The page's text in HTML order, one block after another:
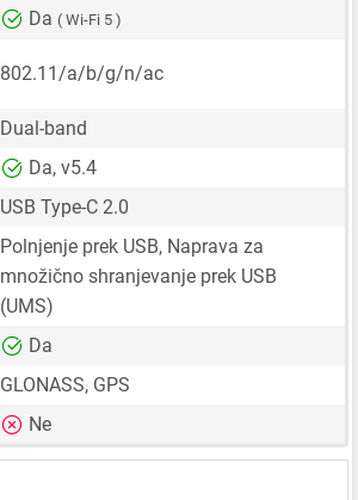
Da ( Wi-Fi 5 )
802.11/a/b/g/n/ac
Dual-band
Da, v5.4
USB Type-C 2.0
Polnjenje prek USB, Naprava za
množično shranjevanje prek USB
(UMS)
Da
GLONASS, GPS
Ne